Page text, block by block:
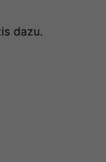
dazu.